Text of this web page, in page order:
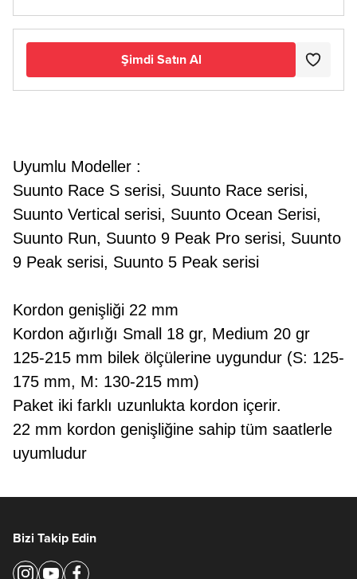
Şimdi Satın Al
Uyumlu Modeller :
Suunto Race S serisi, Suunto Race serisi,
Suunto Vertical serisi, Suunto Ocean Serisi,
Suunto Run, Suunto 9 Peak Pro serisi, Suunto
9 Peak serisi, Suunto 5 Peak serisi
Kordon genişliği 22 mm
Kordon ağırlığı Small 18 gr, Medium 20 gr
125-215 mm bilek ölçülerine uygundur (S: 125-
175 mm, M: 130-215 mm)
Paket iki farklı uzunlukta kordon içerir.
22 mm kordon genişliğine sahip tüm saatlerle
uyumludur
Bizi Takip Edin